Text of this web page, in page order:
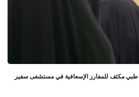
طبي مكثف للمفارز الإسعافية في مستشفى سفير